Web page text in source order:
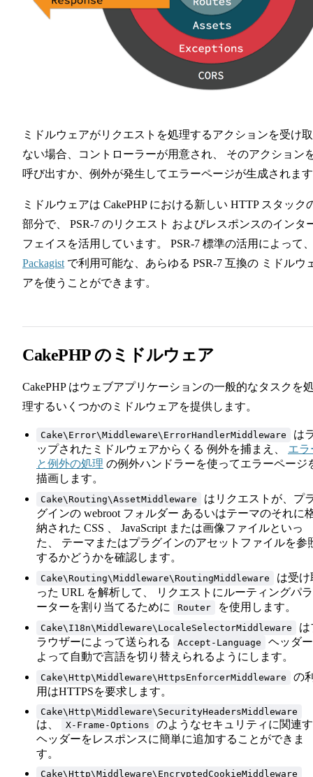
ミドルウェアがリクエストを処理するアクションを受け
ない場合、コントローラーが用意され、 そのアクション
呼び出すか、例外が発生してエラーページが生成されま
ミドルウェアは CakePHP における新しい HTTP スタック
部分で、 PSR-7 のリクエスト およびレスポンスのインタ
フェイスを活用しています。 PSR-7 標準の活用によって
Packagist で利用可能な、あらゆる PSR-7 互換の ミドルウ
アを使うことができます。
CakePHP のミドルウェア
CakePHP はウェブアプリケーションの一般的なタスクを
理するいくつかのミドルウェアを提供します。
Cake\Error\Middleware\ErrorHandlerMiddleware
は
ップされたミドルウェアからくる 例外を捕まえ、 エラ
と例外の処理 の例外ハンドラーを使ってエラーページ
描画します。
Cake\Routing\AssetMiddleware
はリクエストが、プ
グインの webroot フォルダー あるいはテーマのそれに
納された CSS 、 JavaScript または画像ファイルといっ
た、 テーマまたはプラグインのアセットファイルを参
するかどうかを確認します。
Cake\Routing\Middleware\RoutingMiddleware
は受け
った URL を解析して、 リクエストにルーティングパ
ーターを割り当てるために
Router を使用します。
Cake\I18n\Middleware\LocaleSelectorMiddleware
は
ラウザーによって送られる
Accept-Language
ヘッダ
よって自動で言語を切り替えられるようにします。
Cake\Http\Middleware\HttpsEnforcerMiddleware
の
用はHTTPSを要求します。
Cake\Http\Middleware\SecurityHeadersMiddleware
は、 X-Frame-Options
のようなセキュリティに関連
ヘッダーをレスポンスに簡単に追加することができま
す。
Cake\Http\Middleware\EncryptedCookieMiddleware